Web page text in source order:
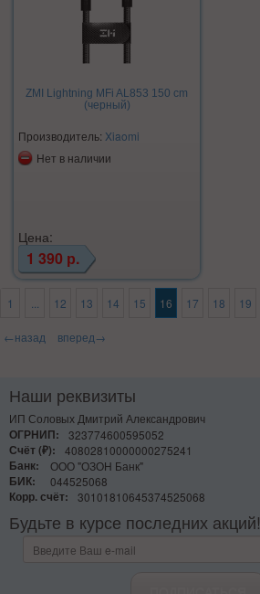
ZMI Lightning MFi AL853 150 cm
(черный)
Производитель: Xiaomi
Нет в наличии
Цена:
1 390 р.
1 12 13 14 15 16 17 18 19
←назад вперед→
Наши реквизиты
ИП Соловых Дмитрий Александрович
ОГРНИП:
323774600595052
Счёт (₽):
40802810000000275241
Банк:
ООО "ОЗОН Банк"
БИК:
044525068
Корр. счёт:
30101810645374525068
Будьте в курсе последних акций!